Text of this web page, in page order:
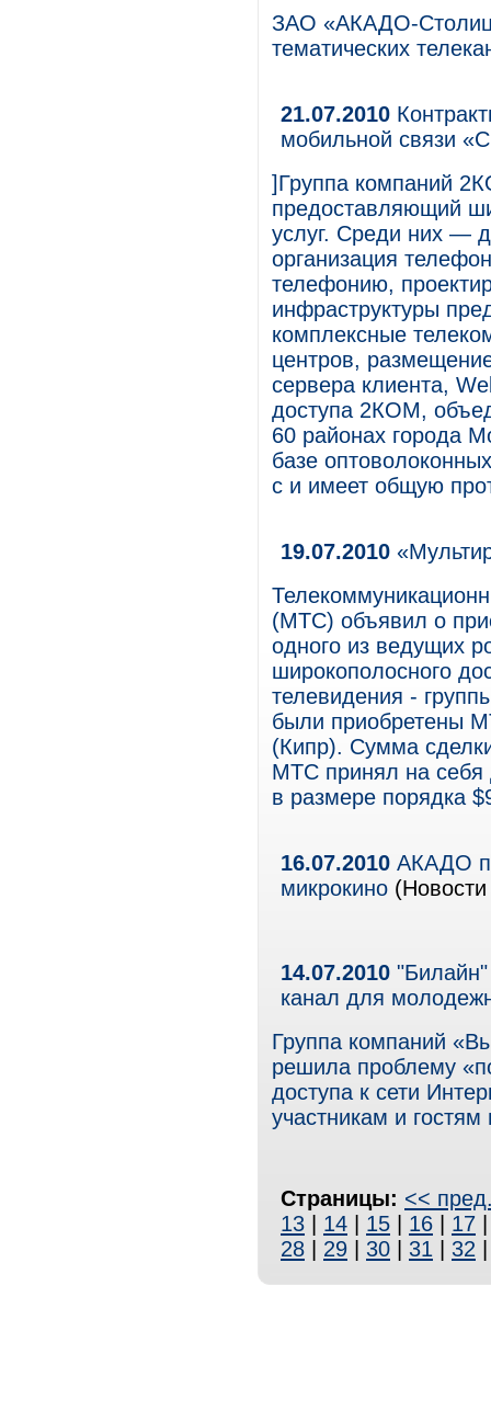
ЗАО «АКАДО-
тематических
21.07.2010
мобильной связи
]Группа компаний
предоставляющий
услуг. Среди них —
организация
телефонию,
инфраструктуры
комплексные
центров,
сервера клиента,
доступа 2КОМ,
60 районах города
базе
с и имеет общую
19.07.2010
(МТС) объявил о
одного из ведущих
широкополосного
телевидения -
были приобретены
(Кипр). Сумма
МТС принял на себя
в размере порядка
16.07.2010 АКАДО
микрокино (Новости
14.07.2010 "Билайн"
канал для
Группа компаний
решила проблему
доступа к сети
участникам и
Страницы: <<
13
14 15 16 17
28
29 30 31 32